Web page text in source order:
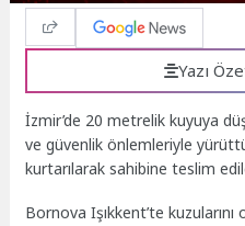
Yazı
İzmir’de 20 metrelik kuyuya
ve güvenlik önlemleriyle
kurtarılarak sahibine teslim
Bornova Işıkkent’te